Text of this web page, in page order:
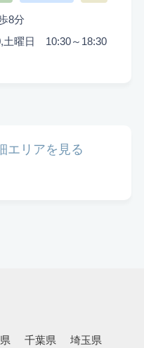
8分
曜日 10:30～18:30
エリアを見る
千葉県
埼玉県